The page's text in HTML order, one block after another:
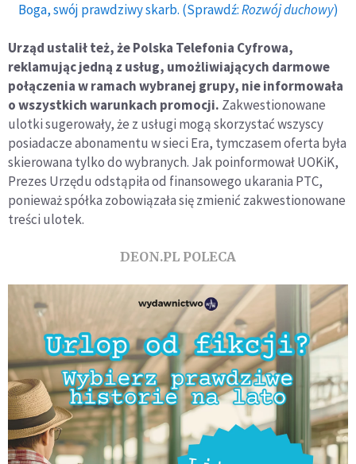
Boga, swój prawdziwy skarb. (Sprawdź:Rozwój duchowy)
Urząd ustalił też, że Polska Telefonia Cyfrowa,
reklamując jedną z usług, umożliwiających darmowe
połączenia w ramach wybranej grupy, nie informowała
o wszystkich warunkach promocji. Zakwestionowane
ulotki sugerowały, że z usługi mogą skorzystać wszyscy
posiadacze abonamentu w sieci Era, tymczasem oferta była
skierowana tylko do wybranych. Jak poinformował UOKiK,
Prezes Urzędu odstąpiła od finansowego ukarania PTC,
ponieważ spółka zobowiązała się zmienić zakwestionowane
treści ulotek.
DEON.PL POLECA